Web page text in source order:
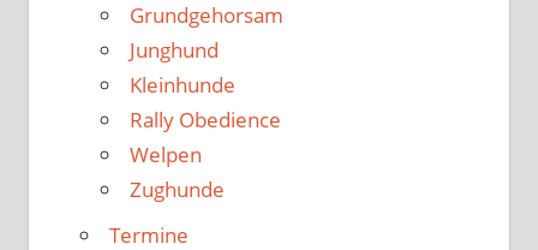
Grundgehorsam
Junghund
Kleinhunde
Rally Obedience
Welpen
Zughunde
Termine